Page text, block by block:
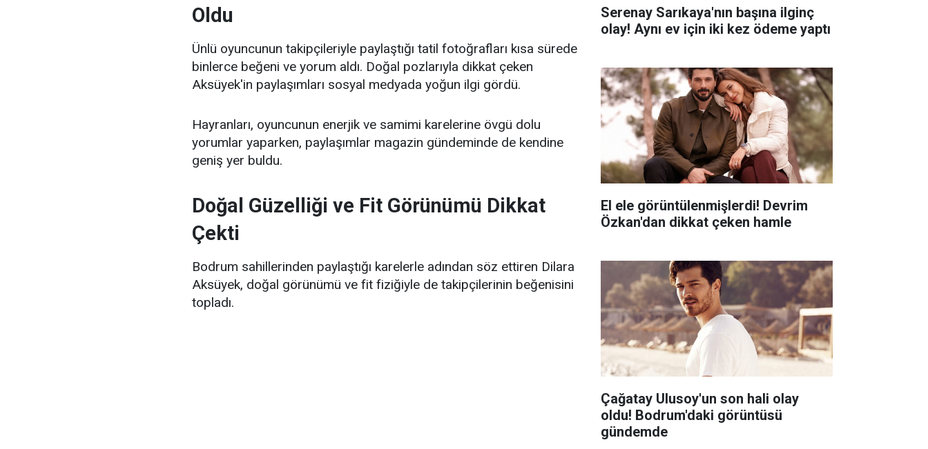
Oldu
Ünlü oyuncunun takipçileriyle paylaştığı tatil fotoğrafları kısa sürede
binlerce beğeni ve yorum aldı. Doğal pozlarıyla dikkat çeken
Aksüyek'in paylaşımları sosyal medyada yoğun ilgi gördü.
Hayranları, oyuncunun enerjik ve samimi karelerine övgü dolu
yorumlar yaparken, paylaşımlar magazin gündeminde de kendine
geniş yer buldu.
Doğal Güzelliği ve Fit Görünümü Dikkat
Çekti
Bodrum sahillerinden paylaştığı karelerle adından söz ettiren Dilara
Aksüyek, doğal görünümü ve fit fiziğiyle de takipçilerinin beğenisini
topladı.
Serenay Sarıkaya'nın başına ilginç
olay! Aynı ev için iki kez ödeme yaptı
El ele görüntülenmişlerdi! Devrim
Özkan'dan dikkat çeken hamle
Çağatay Ulusoy'un son hali olay
oldu! Bodrum'daki görüntüsü
gündemde